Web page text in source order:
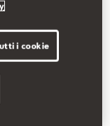
in della best
della classe,
elettrica
i cookie